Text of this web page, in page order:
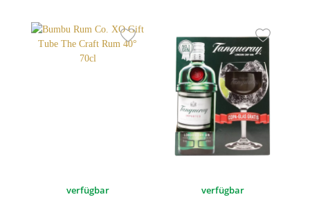
verfügbar verfügbar